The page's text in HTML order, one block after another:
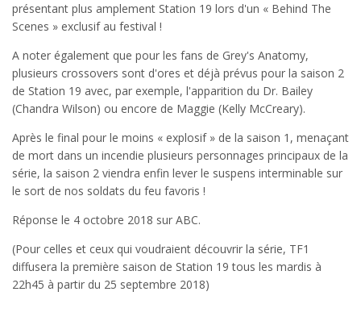
présentant plus amplement Station 19 lors d'un « Behind The
Scenes » exclusif au festival !
A noter également que pour les fans de Grey's Anatomy,
plusieurs crossovers sont d'ores et déjà prévus pour la saison 2
de Station 19 avec, par exemple, l'apparition du Dr. Bailey
(Chandra Wilson) ou encore de Maggie (Kelly McCreary).
Après le final pour le moins « explosif » de la saison 1, menaçant
de mort dans un incendie plusieurs personnages principaux de la
série, la saison 2 viendra enfin lever le suspens interminable sur
le sort de nos soldats du feu favoris !
Réponse le 4 octobre 2018 sur ABC.
(Pour celles et ceux qui voudraient découvrir la série, TF1
diffusera la première saison de Station 19 tous les mardis à
22h45 à partir du 25 septembre 2018)